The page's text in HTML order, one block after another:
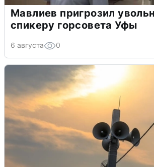
Мавлиев пригрозил
спикеру горсовета Уфы
6 августа 0